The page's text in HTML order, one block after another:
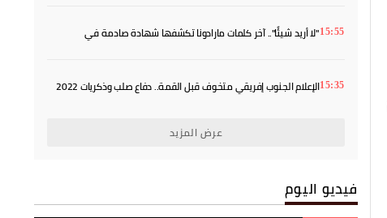
15:55"لا أريد شيئًا".. آخر كلمات مارادونا تكشفها شهادة صادمة في
15:35
الإعلام الجنوب إفريقي متخوف قبل القمة.. دفاع صلب وذكريات 2022
عرض المزيد
فيديو اليوم